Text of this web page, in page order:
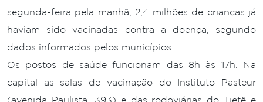
segunda-feira pela manhã, 2,4 milhões de crianças já
haviam sido vacinadas contra a doença, segundo
dados informados pelos municípios.
Os postos de saúde funcionam das 8h às 17h. Na
capital as salas de vacinação do Instituto Pasteur
(avenida Paulista, 393) e das rodoviárias do Tietê e